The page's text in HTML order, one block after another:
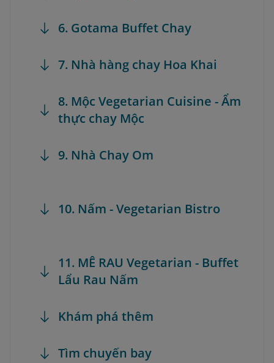
6. Gotama Buffet Chay
7. Nhà hàng chay Hoa Khai
8. Mộc Vegetarian Cuisine - Ẩm
thực chay Mộc
9. Nhà Chay Om
10. Nấm - Vegetarian Bistro
11. MÊ RAU Vegetarian - Buffet
Lẩu Rau Nấm
Khám phá thêm
Tìm chuyến bay